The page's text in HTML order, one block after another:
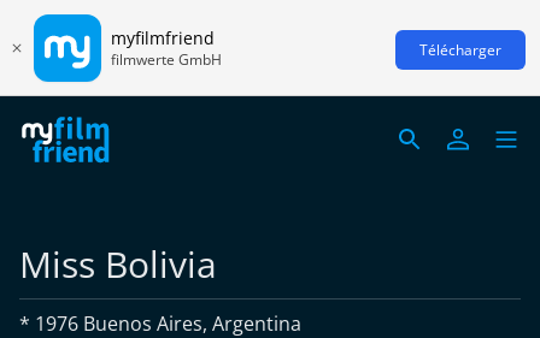
myfilmfriend
filmwerte GmbH Télécharger
Miss Bolivia
* 1976 Buenos Aires, Argentina